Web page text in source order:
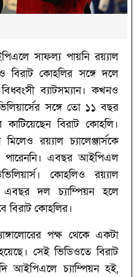
সাফল্য পায়নি রয়্যাল
বিরাট কোহলির সঙ্গে দলে
ব্যাটসম্যান। কখনও
সঙ্গে তো ১১ বছর
কাটিয়েছেন বিরাট কোহলি।
রয়্যাল চ্যালেঞ্জার্সকে
পারেননি। এবছর আইপিএল
কোহলিও রয়্যাল
এবছর দল চ্যাম্পিয়ন হলে
বিরাট কোহলির।
পক্ষ থেকে একটা
সেই ভিডিওতে বিরাট
আইপিএলে চ্যাম্পিয়ন হই,